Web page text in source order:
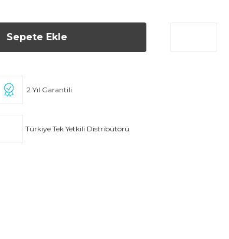
Sepete Ekle
2 Yıl Garantili
Türkiye Tek Yetkili Distribütörü